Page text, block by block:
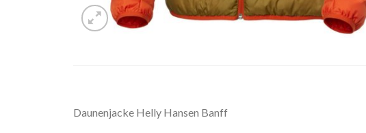
Daunenjacke Helly Hansen Banff